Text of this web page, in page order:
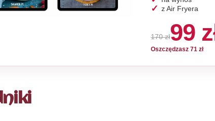
z Air Fryera
170 zł99
Oszczędzasz 71 zł